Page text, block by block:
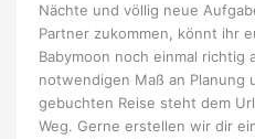
Nächte und völlig neue
Partner zukommen, könnt ihr
Babymoon noch einmal richtig
notwendigen Maß an Planung
gebuchten Reise steht dem
Weg. Gerne erstellen wir dir